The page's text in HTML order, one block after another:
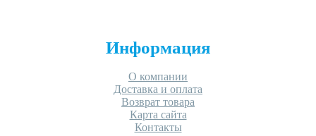
Информация
О компании
Доставка и оплата
Возврат товара
Карта сайта
Контакты